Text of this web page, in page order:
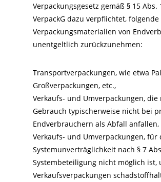
Verpackungsgesetz gemäß § 15 Abs.
VerpackG dazu verpflichtet, folgende
Verpackungsmaterialien von
unentgeltlich zurückzunehmen:
Transportverpackungen, wie etwa
Großverpackungen, etc.,
Verkaufs- und Umverpackungen, die
Gebrauch typischerweise nicht bei
Endverbrauchern als Abfall anfallen,
Verkaufs- und Umverpackungen, für
Systemunverträglichkeit nach § 7
Systembeteiligung nicht möglich ist,
Verkaufsverpackungen